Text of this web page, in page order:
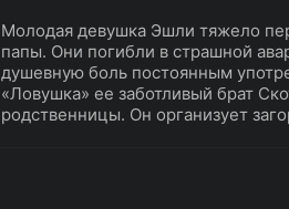
Молодая девушка Эшли тяжело
папы. Они погибли в страшной
душевную боль постоянным
«Ловушка» ее заботливый брат
родственницы. Он организует